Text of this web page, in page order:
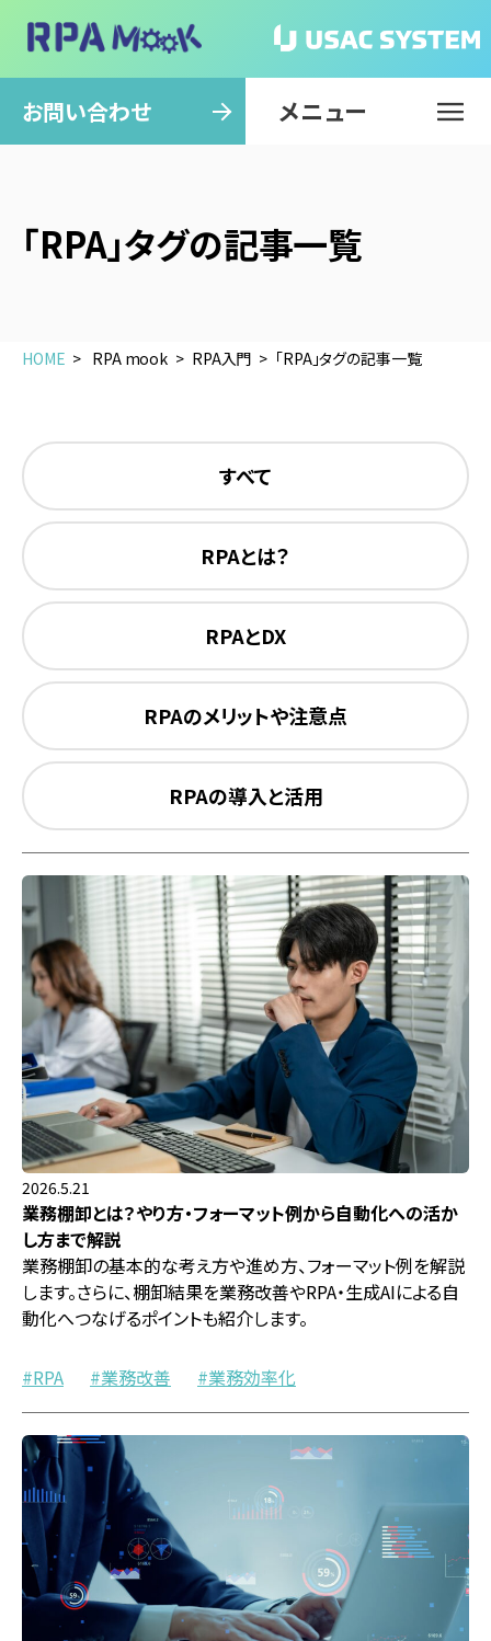
お問い合わせ メニュー
閉じる
「RPA」タグの記事一覧
HOME RPA mook RPA入門 「RPA」タグの記事一覧
すべて
RPAとは？
RPAとDX
RPAのメリットや注意点
RPAの導入と活用
2026.5.21
業務棚卸とは？やり方・フォーマット例から自動化への活か
し方まで解説
業務棚卸の基本的な考え方や進め方、フォーマット例を解説
します。さらに、棚卸結果を業務改善やRPA・生成AIによる自
動化へつなげるポイントも紹介します。
RPA 業務改善 業務効率化